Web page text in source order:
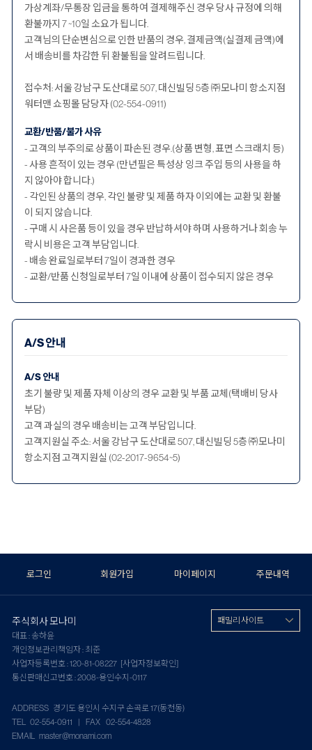
가상계좌/무통장 입금을 통하여 결제해주신 경우 당사 규정에 의해
환불까지 7 ~10일 소요가 됩니다.
고객님의 단순변심으로 인한 반품의 경우, 결제금액(실결제 금액)에
서 배송비를 차감한 뒤 환불됨을 알려드립니다.
접수처: 서울 강남구 도산대로 507, 대신빌딩 5층 ㈜모나미 항소지점
워터맨 쇼핑몰 담당자 (02-554-0911)
교환/반품/불가 사유
- 고객의 부주의로 상품이 파손된 경우.(상품 변형, 표면 스크래치 등)
- 사용 흔적이 있는 경우 (만년필은 특성상 잉크 주입 등의 사용을 하
지 않아야 합니다.)
- 각인된 상품의 경우, 각인 불량 및 제품 하자 이외에는 교환 및 환불
이 되지 않습니다.
- 구매 시 사은품 등이 있을 경우 반납하셔야 하며 사용하거나 회송 누
락시 비용은 고객 부담입니다.
- 배송 완료일로부터 7일이 경과한 경우
- 교환/반품 신청일로부터 7일 이내에 상품이 접수되지 않은 경우
A/S 안내
A/S 안내
초기 불량 및 제품 자체 이상의 경우 교환 및 부품 교체(택배비 당사
부담)
고객 과실의 경우 배송비는 고객 부담입니다.
고객지원실 주소: 서울 강남구 도산대로 507, 대신빌딩 5층 ㈜모나미
항소지점 고객지원실 (02-2017-9654~5)
로그인 회원가입 마이페이지 주문내역
주식회사 모나미
대표 : 송하윤
개인정보관리책임자 : 최준
사업자등록번호 : 120-81-08227 [사업자정보확인]
통신판매신고번호 : 2008-용인수지-0117
ADDRESS 경기도 용인시 수지구 손곡로 17(동천동)
TEL 02-554-0911 | FAX 02-554-4828
EMAIL master@monami.com
패밀리 사이트